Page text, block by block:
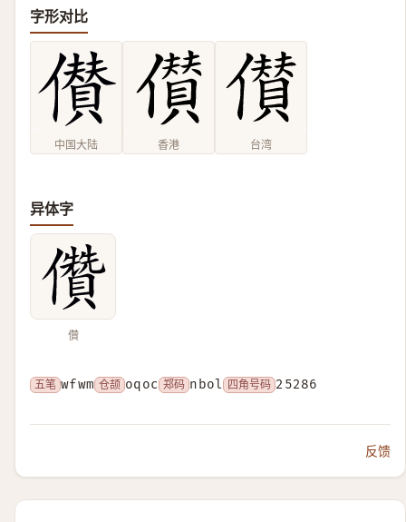
字形对比
中国大陆 香港 台湾
异体字
儹
五笔 wfwm 仓颉 oqoc 郑码 nbol 四角号码 25286
反馈